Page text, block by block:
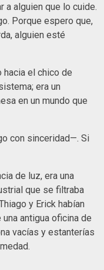
a alguien que lo cuide.
Porque espero que,
alguien esté
hacia el chico de
era un
en un mundo que
con sinceridad—. Si
de luz, era una
que se filtraba
y Erick habían
antigua oficina de
vacías y estanterías